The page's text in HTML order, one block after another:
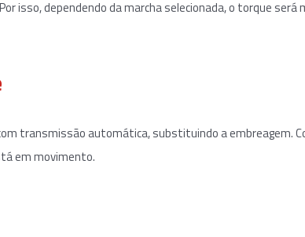
isso, dependendo da marcha selecionada, o torque
transmissão automática, substituindo a embreagem.
em movimento.